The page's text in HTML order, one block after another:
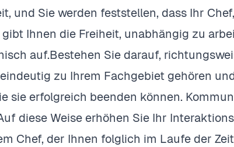
und Sie werden feststellen, dass Ihr
Ihnen die Freiheit, unabhängig zu
auf.Bestehen Sie darauf,
zu Ihrem Fachgebiet gehören
sie erfolgreich beenden können.
diese Weise erhöhen Sie Ihr
Chef, der Ihnen folglich im Laufe der